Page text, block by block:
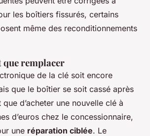
les boîtiers fissurés, certains
même des reconditionnements
remplacer
de la clé soit encore
que le boîtier se soit cassé après
d’acheter une nouvelle clé à
d’euros chez le concessionnaire,
une réparation ciblée. Le